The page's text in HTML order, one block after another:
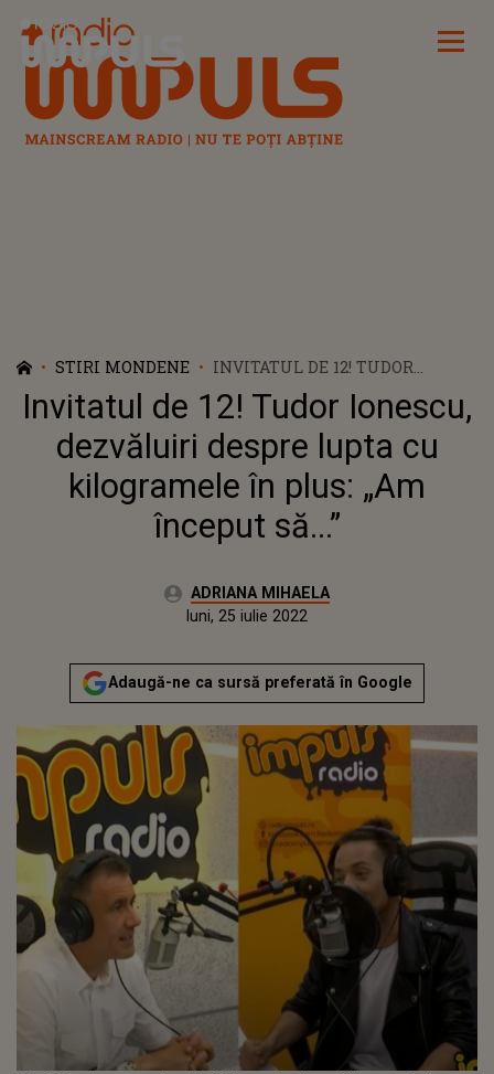
Radio Impuls
STIRI MONDENE
INVITATUL DE 12! TUDOR
IONESCU, DEZVĂLUIRI DESPRE
LUPTA CU KILOGRAMELE ÎN
PLUS: „AM ÎNCEPUT SĂ...”
Invitatul de 12! Tudor Ionescu,
dezvăluiri despre lupta cu
kilogramele în plus: „Am
început să...”
Autor:ADRIANA MIHAELA
Actualizat:
luni, 25 iulie 2022
Adaugă-ne ca sursă preferată în Google